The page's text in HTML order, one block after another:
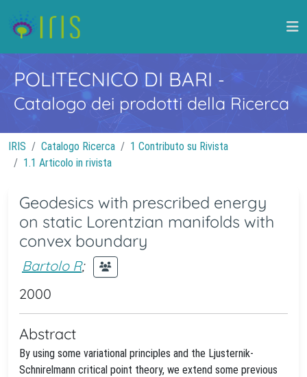
POLITECNICO DI BARI -
Catalogo dei prodotti della Ricerca
IRIS Catalogo Ricerca
1 Contributo su Rivista
1.1 Articolo in rivista
Geodesics with prescribed energy
on static Lorentzian manifolds with
convex boundary
Bartolo R;
2000
Abstract
By using some variational principles and the Ljusternik-
Schnirelmann critical point theory, we extend some previous